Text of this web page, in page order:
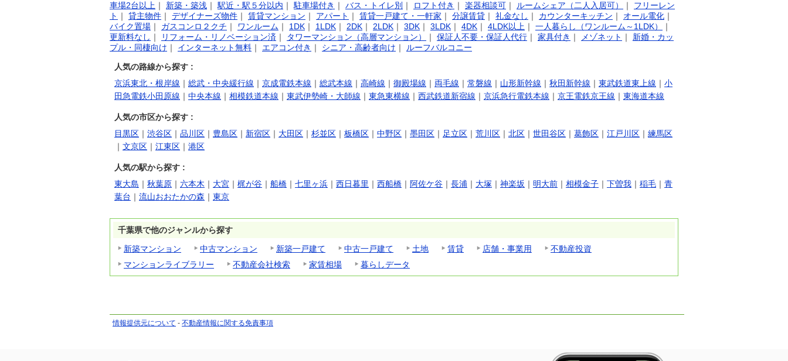
車場2台以上 ｜ 新築・築浅 ｜ 駅近・駅５分以内 ｜ 駐車場付き ｜ バス・トイレ別 ｜ ロフト付き ｜ 楽器相談可 ｜ ルームシェア（二人入居可） ｜ フリーレン
ト ｜ 貸主物件 ｜ デザイナーズ物件 ｜ 賃貸マンション ｜ アパート ｜ 賃貸一戸建て・一軒家 ｜ 分譲賃貸 ｜ 礼金なし ｜ カウンターキッチン ｜ オール電化 ｜
バイク置場 ｜ ガスコンロ２クチ ｜ ワンルーム ｜ 1DK ｜ 1LDK ｜ 2DK ｜ 2LDK ｜ 3DK ｜ 3LDK ｜ 4DK ｜ 4LDK以上 ｜ 一人暮らし（ワンルーム～1LDK）
｜
更新料なし ｜ リフォーム・リノベーション済 ｜ タワーマンション（高層マンション） ｜ 保証人不要・保証人代行 ｜ 家具付き ｜ メゾネット ｜ 新婚・カッ
プル・同棲向け ｜ インターネット無料 ｜ エアコン付き ｜ シニア・高齢者向け ｜ ルーフバルコニー
人気の路線から探す :
京浜東北・根岸線 ｜ 総武・中央緩行線 ｜ 京成電鉄本線 ｜ 総武本線 ｜ 高崎線 ｜ 御殿場線 ｜ 両毛線 ｜ 常磐線 ｜ 山形新幹線 ｜ 秋田新幹線 ｜ 東武鉄道東上線 ｜ 小
田急電鉄小田原線 ｜ 中央本線 ｜ 相模鉄道本線 ｜ 東武伊勢崎・大師線 ｜ 東急東横線 ｜ 西武鉄道新宿線 ｜ 京浜急行電鉄本線 ｜ 京王電鉄京王線 ｜ 東海道本線
人気の市区から探す :
目黒区 ｜ 渋谷区 ｜ 品川区 ｜ 豊島区 ｜ 新宿区 ｜ 大田区 ｜ 杉並区 ｜ 板橋区 ｜ 中野区 ｜ 墨田区 ｜ 足立区 ｜ 荒川区 ｜ 北区 ｜ 世田谷区 ｜ 葛飾区 ｜ 江戸川区 ｜ 練馬区
｜ 文京区 ｜ 江東区 ｜ 港区
人気の駅から探す :
東大島 ｜ 秋葉原 ｜ 六本木 ｜ 大宮 ｜ 梶が谷 ｜ 船橋 ｜ 七里ヶ浜 ｜ 西日暮里 ｜ 西船橋 ｜ 阿佐ケ谷 ｜ 長浦 ｜ 大塚 ｜ 神楽坂 ｜ 明大前 ｜ 相模金子 ｜ 下曽我 ｜ 稲毛 ｜ 青
葉台 ｜ 流山おおたかの森 ｜ 東京
千葉県で他のジャンルから探す
新築マンション
中古マンション 新築一戸建て 中古一戸建て 土地 賃貸 店舗・事業用
不動産投資
マンションライブラリー
不動産会社検索 家賃相場 暮らしデータ
情報提供元について - 不動産情報に関する免責事項